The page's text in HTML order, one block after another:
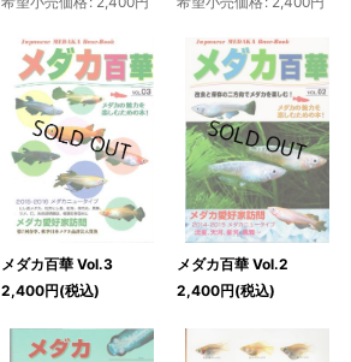
メダカ百華 Vol.3
2,400円(税込)
メダカ百華 Vol.2
2,400円(税込)